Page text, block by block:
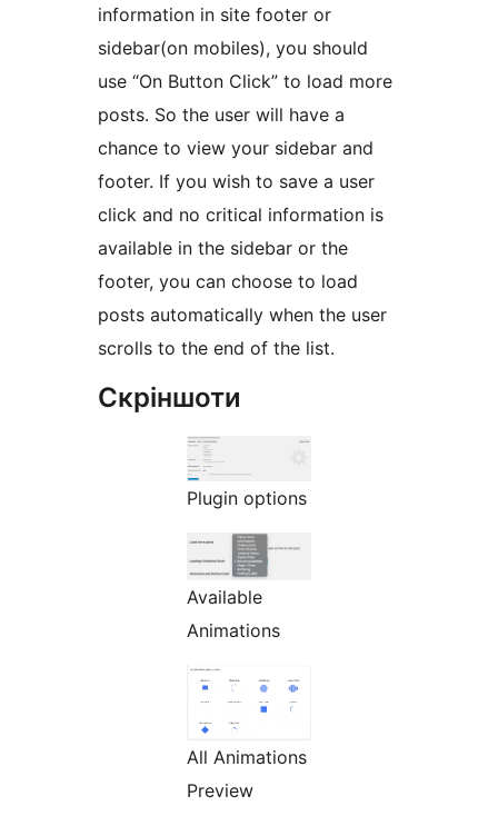
information in site footer or
sidebar(on mobiles), you should
use “On Button Click” to load more
posts. So the user will have a
chance to view your sidebar and
footer. If you wish to save a user
click and no critical information is
available in the sidebar or the
footer, you can choose to load
posts automatically when the user
scrolls to the end of the list.
Скріншоти
Plugin options
Available
Animations
All Animations
Preview